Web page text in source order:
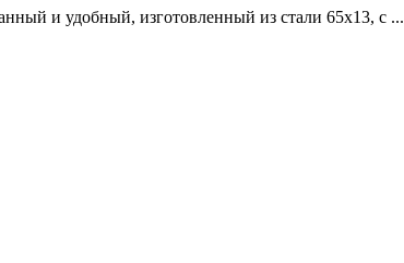
и удобный, изготовленный из стали 65х13, с ...